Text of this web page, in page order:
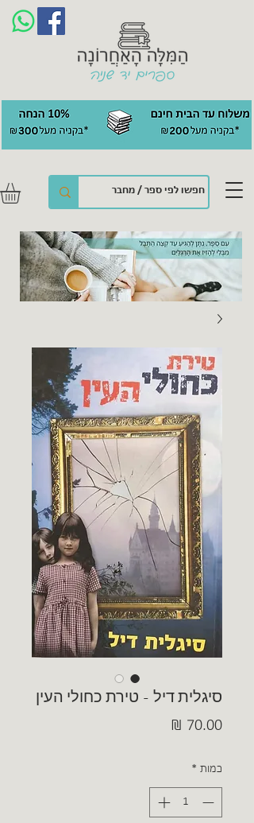
סיגלית דיל - טירת כחולי העין
כמות *